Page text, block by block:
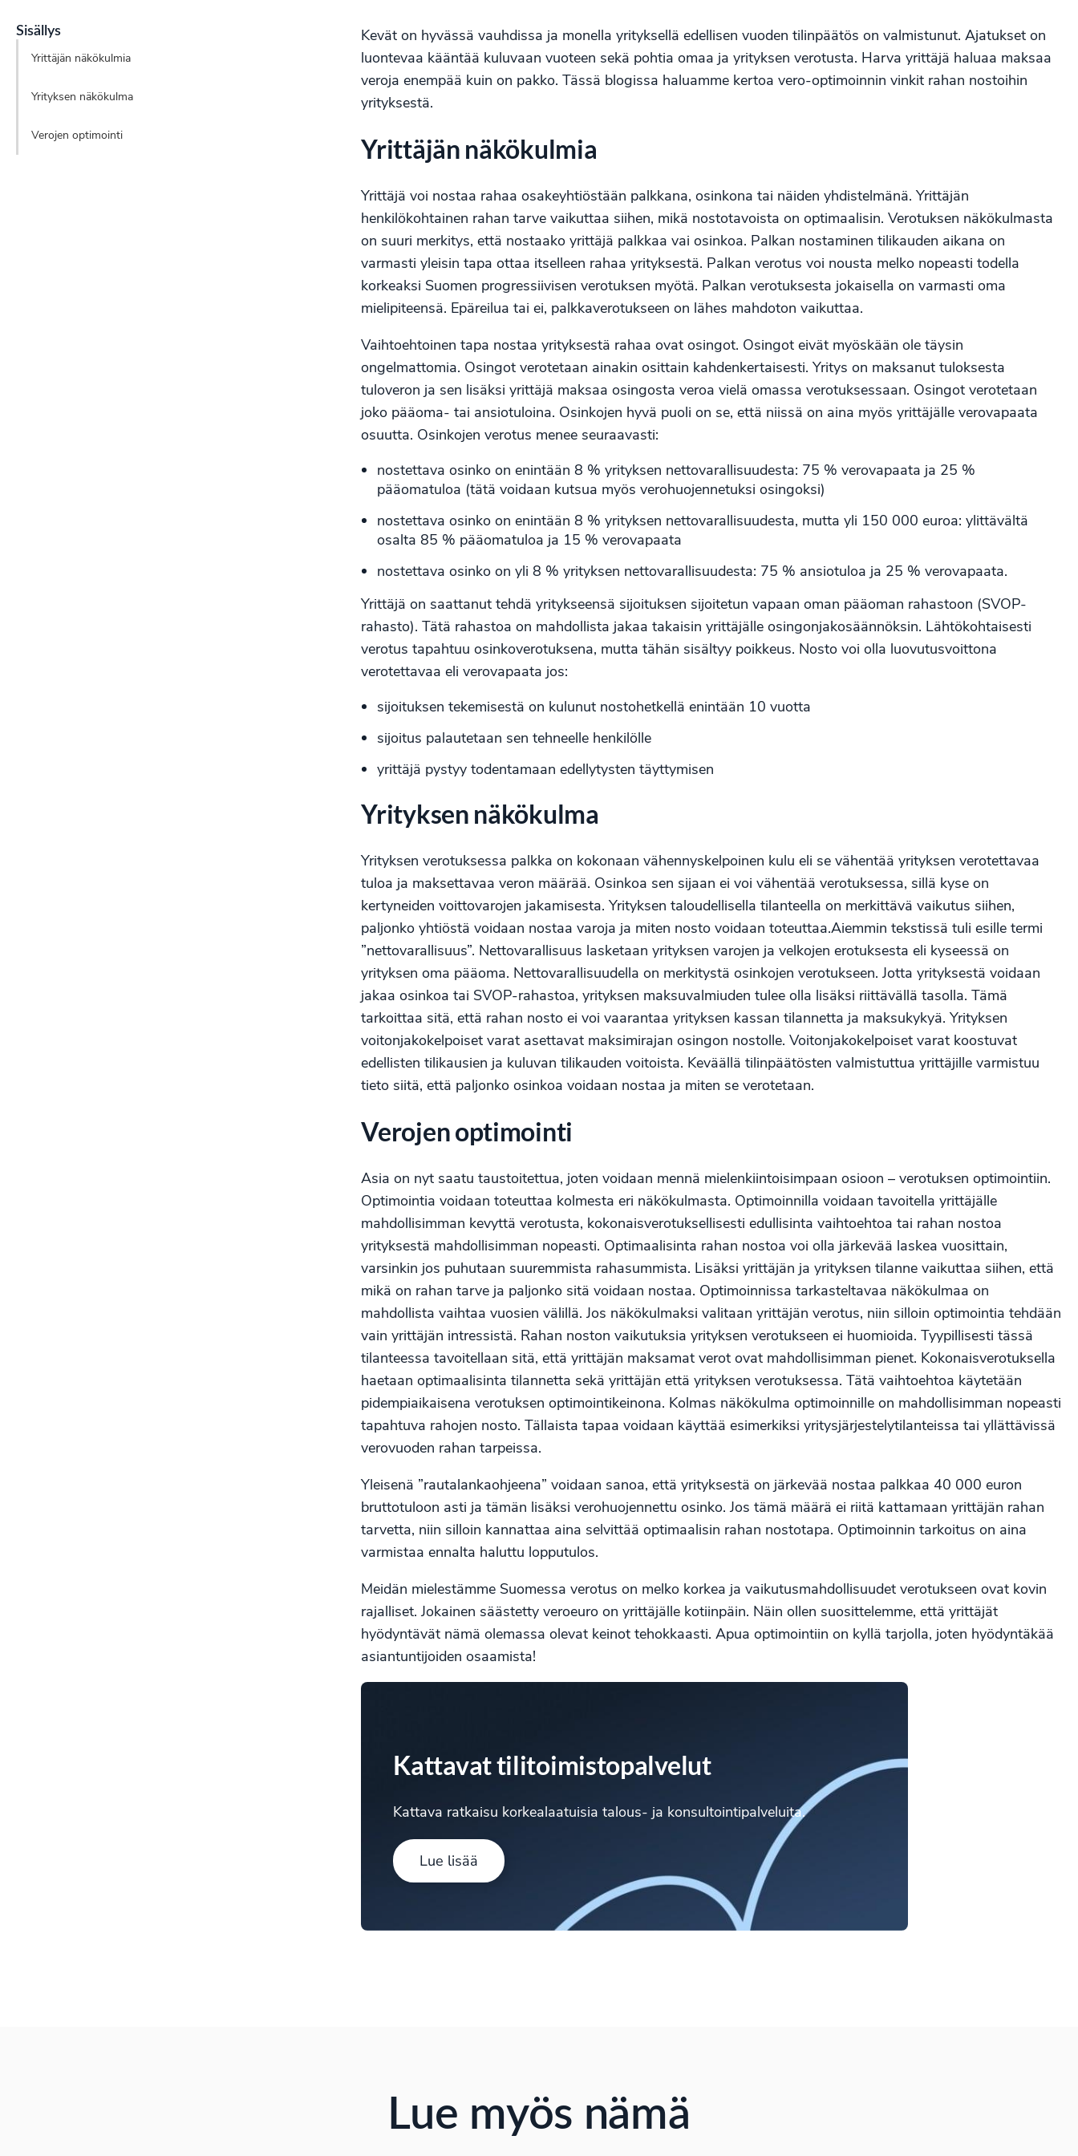
Sisällys
Yrittäjän näkökulmia
Yrityksen näkökulma
Verojen optimointi
Kevät on hyvässä vauhdissa ja monella yrityksellä edellisen vuoden tilinpäätös on valmistunut. Ajatukset on
luontevaa kääntää kuluvaan vuoteen sekä pohtia omaa ja yrityksen verotusta. Harva yrittäjä haluaa maksaa
veroja enempää kuin on pakko. Tässä blogissa haluamme kertoa vero-optimoinnin vinkit rahan nostoihin
yrityksestä.
Yrittäjän näkökulmia
Yrittäjä voi nostaa rahaa osakeyhtiöstään palkkana, osinkona tai näiden yhdistelmänä. Yrittäjän
henkilökohtainen rahan tarve vaikuttaa siihen, mikä nostotavoista on optimaalisin. Verotuksen näkökulmasta
on suuri merkitys, että nostaako yrittäjä palkkaa vai osinkoa. Palkan nostaminen tilikauden aikana on
varmasti yleisin tapa ottaa itselleen rahaa yrityksestä. Palkan verotus voi nousta melko nopeasti todella
korkeaksi Suomen progressiivisen verotuksen myötä. Palkan verotuksesta jokaisella on varmasti oma
mielipiteensä. Epäreilua tai ei, palkkaverotukseen on lähes mahdoton vaikuttaa.
Vaihtoehtoinen tapa nostaa yrityksestä rahaa ovat osingot. Osingot eivät myöskään ole täysin
ongelmattomia. Osingot verotetaan ainakin osittain kahdenkertaisesti. Yritys on maksanut tuloksesta
tuloveron ja sen lisäksi yrittäjä maksaa osingosta veroa vielä omassa verotuksessaan. Osingot verotetaan
joko pääoma- tai ansiotuloina. Osinkojen hyvä puoli on se, että niissä on aina myös yrittäjälle verovapaata
osuutta. Osinkojen verotus menee seuraavasti:
nostettava osinko on enintään 8 % yrityksen nettovarallisuudesta: 75 % verovapaata ja 25 %
pääomatuloa (tätä voidaan kutsua myös verohuojennetuksi osingoksi)
nostettava osinko on enintään 8 % yrityksen nettovarallisuudesta, mutta yli 150 000 euroa: ylittävältä
osalta 85 % pääomatuloa ja 15 % verovapaata
nostettava osinko on yli 8 % yrityksen nettovarallisuudesta: 75 % ansiotuloa ja 25 % verovapaata.
Yrittäjä on saattanut tehdä yritykseensä sijoituksen sijoitetun vapaan oman pääoman rahastoon (SVOP-
rahasto). Tätä rahastoa on mahdollista jakaa takaisin yrittäjälle osingonjakosäännöksin. Lähtökohtaisesti
verotus tapahtuu osinkoverotuksena, mutta tähän sisältyy poikkeus. Nosto voi olla luovutusvoittona
verotettavaa eli verovapaata jos:
sijoituksen tekemisestä on kulunut nostohetkellä enintään 10 vuotta
sijoitus palautetaan sen tehneelle henkilölle
yrittäjä pystyy todentamaan edellytysten täyttymisen
Yrityksen näkökulma
Yrityksen verotuksessa palkka on kokonaan vähennyskelpoinen kulu eli se vähentää yrityksen verotettavaa
tuloa ja maksettavaa veron määrää. Osinkoa sen sijaan ei voi vähentää verotuksessa, sillä kyse on
kertyneiden voittovarojen jakamisesta. Yrityksen taloudellisella tilanteella on merkittävä vaikutus siihen,
paljonko yhtiöstä voidaan nostaa varoja ja miten nosto voidaan toteuttaa.Aiemmin tekstissä tuli esille termi
”nettovarallisuus”. Nettovarallisuus lasketaan yrityksen varojen ja velkojen erotuksesta eli kyseessä on
yrityksen oma pääoma. Nettovarallisuudella on merkitystä osinkojen verotukseen. Jotta yrityksestä voidaan
jakaa osinkoa tai SVOP-rahastoa, yrityksen maksuvalmiuden tulee olla lisäksi riittävällä tasolla. Tämä
tarkoittaa sitä, että rahan nosto ei voi vaarantaa yrityksen kassan tilannetta ja maksukykyä. Yrityksen
voitonjakokelpoiset varat asettavat maksimirajan osingon nostolle. Voitonjakokelpoiset varat koostuvat
edellisten tilikausien ja kuluvan tilikauden voitoista. Keväällä tilinpäätösten valmistuttua yrittäjille varmistuu
tieto siitä, että paljonko osinkoa voidaan nostaa ja miten se verotetaan.
Verojen optimointi
Asia on nyt saatu taustoitettua, joten voidaan mennä mielenkiintoisimpaan osioon – verotuksen optimointiin.
Optimointia voidaan toteuttaa kolmesta eri näkökulmasta. Optimoinnilla voidaan tavoitella yrittäjälle
mahdollisimman kevyttä verotusta, kokonaisverotuksellisesti edullisinta vaihtoehtoa tai rahan nostoa
yrityksestä mahdollisimman nopeasti. Optimaalisinta rahan nostoa voi olla järkevää laskea vuosittain,
varsinkin jos puhutaan suuremmista rahasummista. Lisäksi yrittäjän ja yrityksen tilanne vaikuttaa siihen, että
mikä on rahan tarve ja paljonko sitä voidaan nostaa. Optimoinnissa tarkasteltavaa näkökulmaa on
mahdollista vaihtaa vuosien välillä. Jos näkökulmaksi valitaan yrittäjän verotus, niin silloin optimointia tehdään
vain yrittäjän intressistä. Rahan noston vaikutuksia yrityksen verotukseen ei huomioida. Tyypillisesti tässä
tilanteessa tavoitellaan sitä, että yrittäjän maksamat verot ovat mahdollisimman pienet. Kokonaisverotuksella
haetaan optimaalisinta tilannetta sekä yrittäjän että yrityksen verotuksessa. Tätä vaihtoehtoa käytetään
pidempiaikaisena verotuksen optimointikeinona. Kolmas näkökulma optimoinnille on mahdollisimman nopeasti
tapahtuva rahojen nosto. Tällaista tapaa voidaan käyttää esimerkiksi yritysjärjestelytilanteissa tai yllättävissä
verovuoden rahan tarpeissa.
Yleisenä ”rautalankaohjeena” voidaan sanoa, että yrityksestä on järkevää nostaa palkkaa 40 000 euron
bruttotuloon asti ja tämän lisäksi verohuojennettu osinko. Jos tämä määrä ei riitä kattamaan yrittäjän rahan
tarvetta, niin silloin kannattaa aina selvittää optimaalisin rahan nostotapa. Optimoinnin tarkoitus on aina
varmistaa ennalta haluttu lopputulos.
Meidän mielestämme Suomessa verotus on melko korkea ja vaikutusmahdollisuudet verotukseen ovat kovin
rajalliset. Jokainen säästetty veroeuro on yrittäjälle kotiinpäin. Näin ollen suosittelemme, että yrittäjät
hyödyntävät nämä olemassa olevat keinot tehokkaasti. Apua optimointiin on kyllä tarjolla, joten hyödyntäkää
asiantuntijoiden osaamista!
Kattavat tilitoimistopalvelut
Kattava ratkaisu korkealaatuisia talous- ja konsultointipalveluita.
Lue lisää
Lue myös nämä